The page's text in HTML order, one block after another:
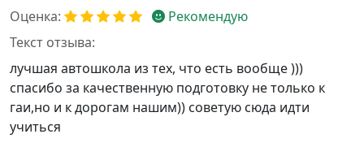
Оценка:
Рекомендую
Текст отзыва:
лучшая автошкола из тех, что есть вообще )))
спасибо за качественную подготовку не только к
гаи,но и к дорогам нашим)) советую сюда идти
учиться